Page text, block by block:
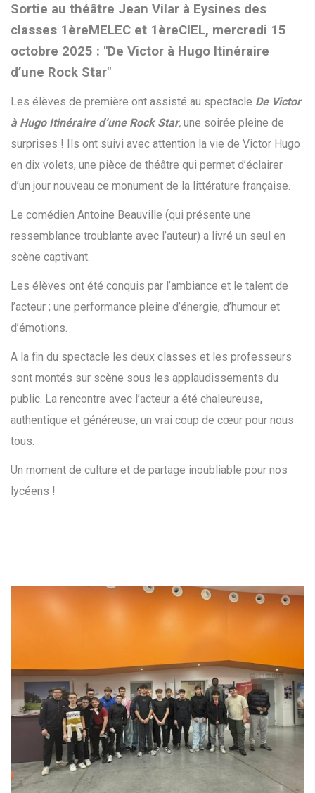
Sortie au théâtre Jean Vilar à Eysines des
classes 1èreMELEC et 1èreCIEL, mercredi 15
octobre 2025 : "De Victor à Hugo Itinéraire
d’une Rock Star"
Les élèves de première ont assisté au spectacle De Victor
à Hugo Itinéraire d’une Rock Star, une soirée pleine de
surprises ! Ils ont suivi avec attention la vie de Victor Hugo
en dix volets, une pièce de théâtre qui permet d’éclairer
d’un jour nouveau ce monument de la littérature française.
Le comédien Antoine Beauville (qui présente une
ressemblance troublante avec l’auteur) a livré un seul en
scène captivant.
Les élèves ont été conquis par l’ambiance et le talent de
l’acteur ; une performance pleine d’énergie, d’humour et
d’émotions.
A la fin du spectacle les deux classes et les professeurs
sont montés sur scène sous les applaudissements du
public. La rencontre avec l’acteur a été chaleureuse,
authentique et généreuse, un vrai coup de cœur pour nous
tous.
Un moment de culture et de partage inoubliable pour nos
lycéens !